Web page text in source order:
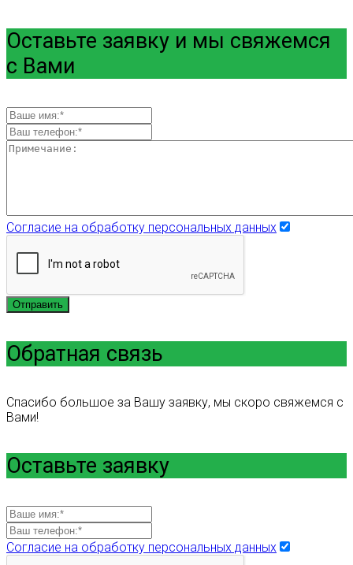
Оставьте заявку и мы свяжемся
с Вами
Согласие на обработку персональных данных
Отправить
Обратная связь
Спасибо большое за Вашу заявку, мы скоро свяжемся с
Вами!
Оставьте заявку
Согласие на обработку персональных данных